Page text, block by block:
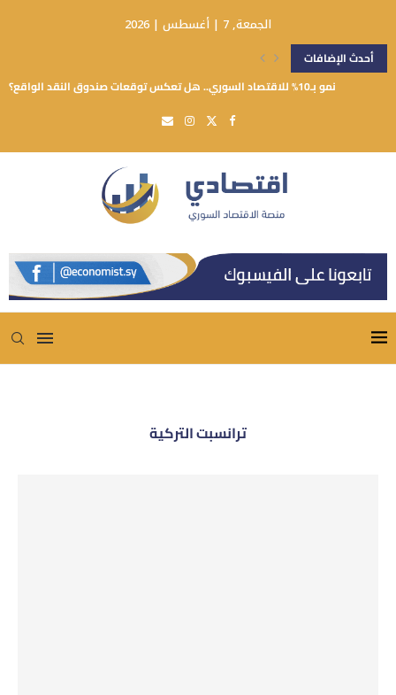
الجمعة, 7 | أغسطس | 2026
أحدث الإضافات
نمو بـ10% للاقتصاد السوري.. هل تعكس توقعات صندوق النقد الواقع؟
ترانسبت التركية